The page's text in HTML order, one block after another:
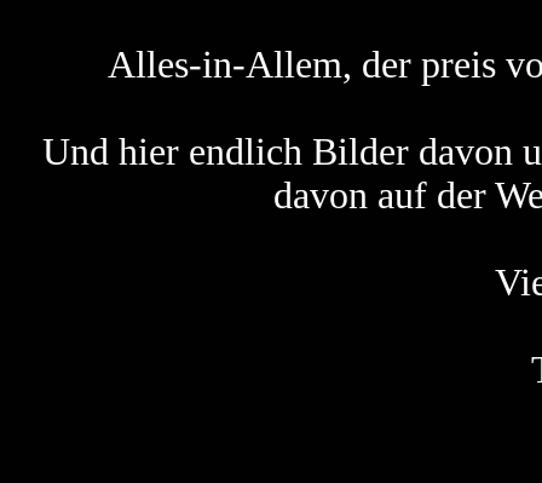
Alles-in-Allem, der preis
Und hier endlich Bilder davon
davon auf der